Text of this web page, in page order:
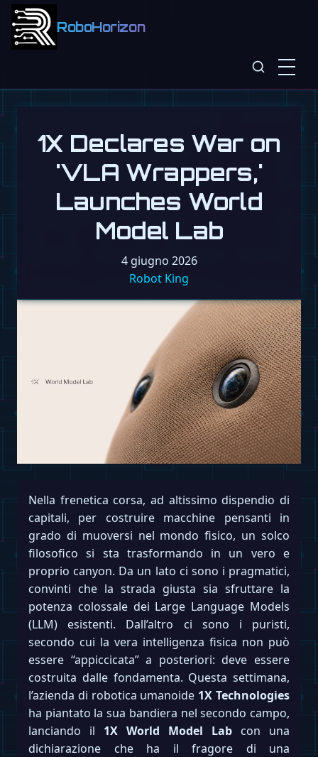
RoboHorizon
1X Declares War on
'VLA Wrappers,'
Launches World
Model Lab
4 giugno 2026
Robot King
Nella frenetica corsa, ad altissimo dispendio di
capitali, per costruire macchine pensanti in
grado di muoversi nel mondo fisico, un solco
filosofico si sta trasformando in un vero e
proprio canyon. Da un lato ci sono i pragmatici,
convinti che la strada giusta sia sfruttare la
potenza colossale dei Large Language Models
(LLM) esistenti. Dall’altro ci sono i puristi,
secondo cui la vera intelligenza fisica non può
essere “appiccicata” a posteriori: deve essere
costruita dalle fondamenta. Questa settimana,
l’azienda di robotica umanoide 1X Technologies
ha piantato la sua bandiera nel secondo campo,
lanciando il 1X World Model Lab con una
dichiarazione che ha il fragore di una